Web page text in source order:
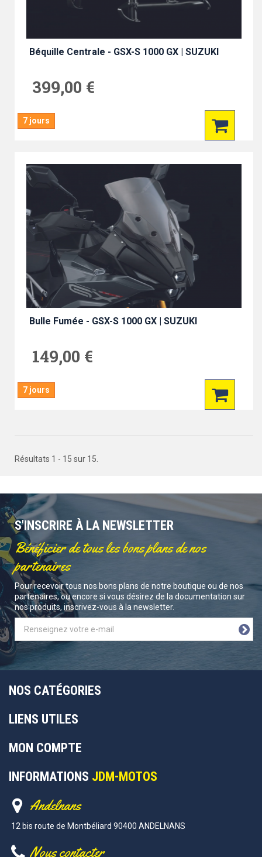
Béquille Centrale - GSX-S 1000 GX | SUZUKI
399,00 €
7 jours
Bulle Fumée - GSX-S 1000 GX | SUZUKI
149,00 €
7 jours
Résultats 1 - 15 sur 15.
S'INSCRIRE À LA NEWSLETTER
Bénéficier de tous les bons plans de nos
partenaires
Pour recevoir tous nos bons plans de notre boutique ou de nos
partenaires, ou encore si vous désirez de la documentation sur
nos produits, inscrivez-vous à la newsletter.
NOS CATÉGORIES
LIENS UTILES
MON COMPTE
INFORMATIONS JDM-MOTOS
Andelnans
12 bis route de Montbéliard 90400 ANDELNANS
Nous contacter